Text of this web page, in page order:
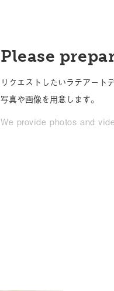
Please
リクエストしたいラテアート
写真や画像を用意します。
We provide photos and